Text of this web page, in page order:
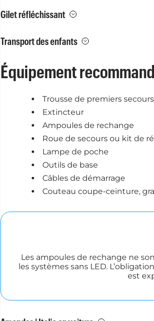
Gilet réfléchissant
Transport des enfants
Équipement
Trousse de premiers secours
Extincteur
Ampoules de rechange
Roue de secours ou kit de
Lampe de poche
Outils de base
Câbles de démarrage
Couteau coupe-ceinture,
Les ampoules de rechange ne
les systèmes sans LED.
est